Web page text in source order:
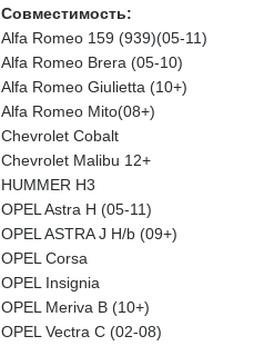
Совместимость:
Alfa Romeo 159 (939)(05-11)
Alfa Romeo Brera (05-10)
Alfa Romeo Giulietta (10+)
Alfa Romeo Mito(08+)
Chevrolet Cobalt
Chevrolet Malibu 12+
HUMMER H3
OPEL Astra H (05-11)
OPEL ASTRA J H/b (09+)
OPEL Corsa
OPEL Insignia
OPEL Meriva B (10+)
OPEL Vectra C (02-08)